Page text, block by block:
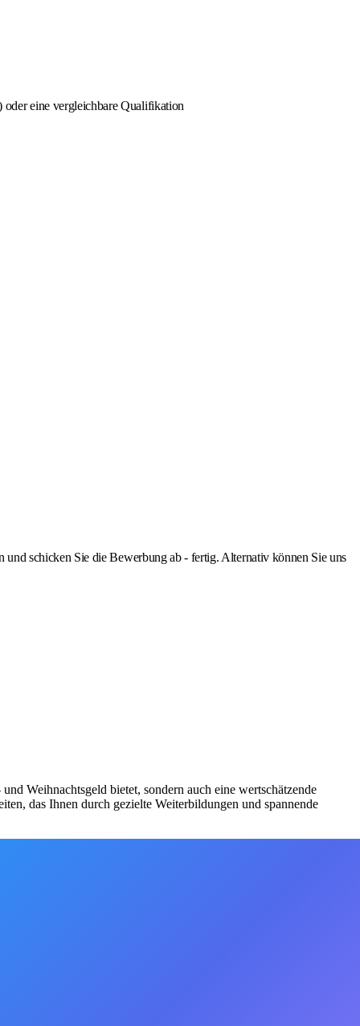
eine vergleichbare Qualifikation
schicken Sie die Bewerbung ab - fertig. Alternativ können Sie uns
Weihnachtsgeld bietet, sondern auch eine wertschätzende
das Ihnen durch gezielte Weiterbildungen und spannende